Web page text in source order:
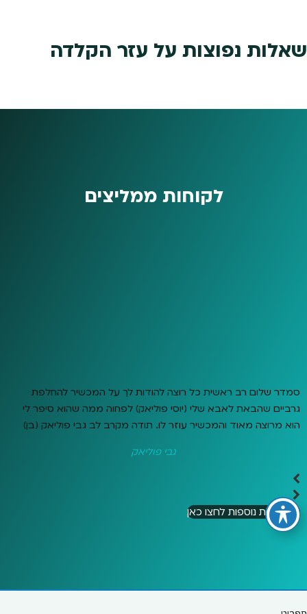
שאלות נפוצות על עזר הקלדה
לקוחות ממליצים
סמדר שלום רב ראשית כל רוצה להודות לך על המכשיר להחלפת
גרביים שהבאת לאבא שלי (יוסי פוליאק) לפחוה ממה שהוא סיפר לי
הוא מרוצה מאוד והמכשיר עוזר לו. תודה מקרב לב גבי פוליאק (בן)
גבי פוליאק
להמלצות נוספות לחצו כאן